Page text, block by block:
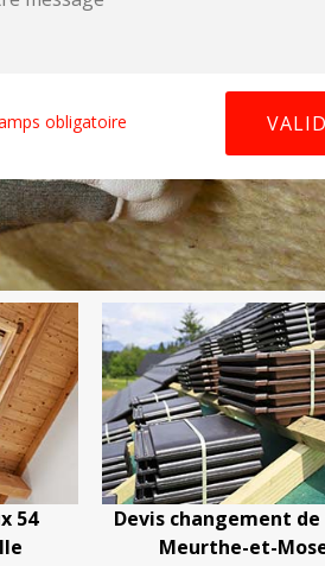
obligatoire
tuile 54
Devis nettoyage de
Meurthe-et-